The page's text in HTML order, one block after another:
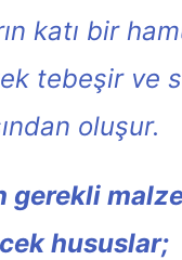
katı bir
tebeşir ve
oluşur.
gerekli
hususlar;